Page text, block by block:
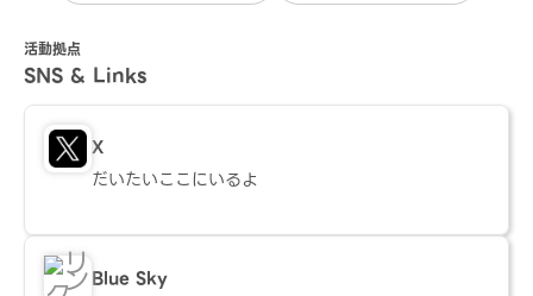
活動拠点
SNS & Links
X
だいたいここにいるよ
Blue Sky